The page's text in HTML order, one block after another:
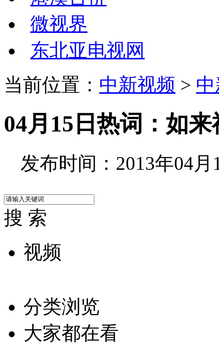
微视界
东北亚电视网
当前位置： 中新视频 >
04月15日热词：如
发布时间：2013年04月
搜 索
视频
分类浏览
大家都在看